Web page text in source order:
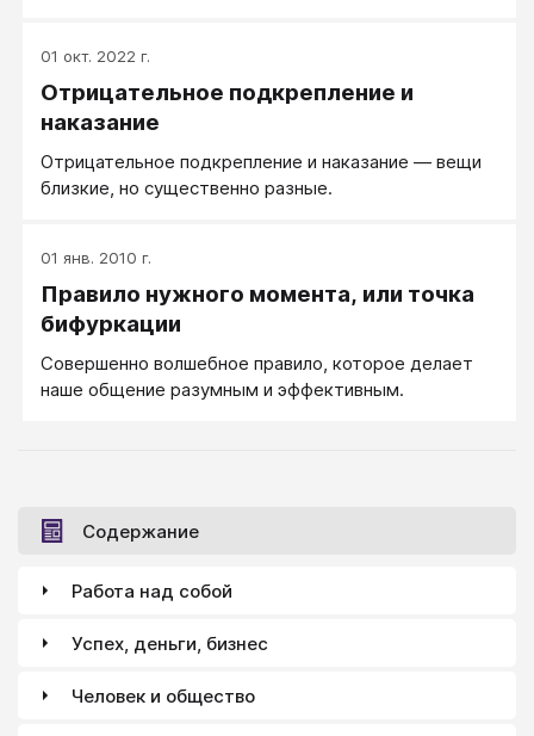
01 окт. 2022 г.
Отрицательное подкрепление и
наказание
Отрицательное подкрепление и наказание — вещи
близкие, но существенно разные.
01 янв. 2010 г.
Правило нужного момента, или точка
бифуркации
Совершенно волшебное правило, которое делает
наше общение разумным и эффективным.
Содержание
Работа над собой
Успех, деньги, бизнес
Человек и общество